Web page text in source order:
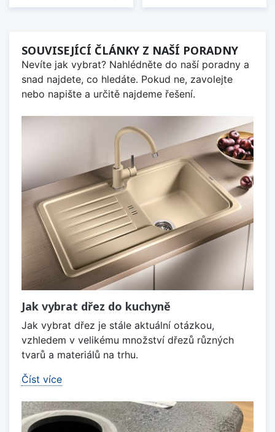
SOUVISEJÍCÍ ČLÁNKY Z NAŠÍ PORADNY
Nevíte jak vybrat? Nahlédněte do naší poradny a
snad najdete, co hledáte. Pokud ne, zavolejte
nebo napište a určitě najdeme řešení.
Jak vybrat dřez do kuchyně
Jak vybrat dřez je stále aktuální otázkou,
vzhledem v velikému množství dřezů různých
tvarů a materiálů na trhu.
Číst více